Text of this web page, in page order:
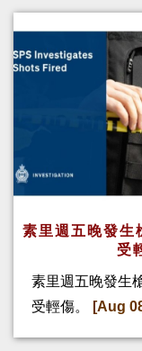
素里週五晚發生
受
素里週五晚發生
受輕傷。
[Aug